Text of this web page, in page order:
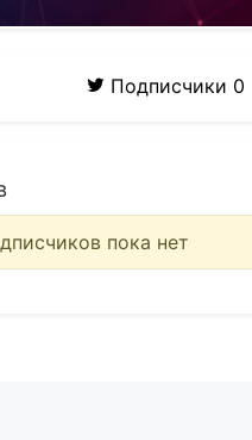
Подписчики 0
пока нет